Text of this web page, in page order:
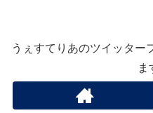
うぇすてりあのツイッター
ま